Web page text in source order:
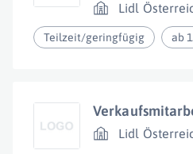
Lidl
Teilzeit/geringfügig ab
Lidl